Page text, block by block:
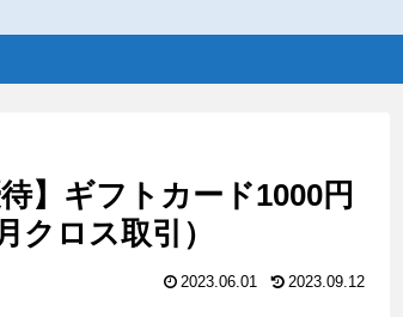
】ギフトカード1000円
クロス取引）
2023.06.01 2023.09.12